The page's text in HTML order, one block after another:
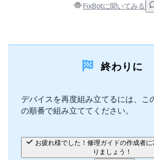
FixBotに聞いてみる
キャンセル
終わりに
デバイスを再度組み立てるには、こ
の順番で組み立ててください。
りましょう！